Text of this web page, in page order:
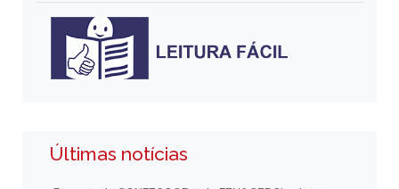
Últimas notícias